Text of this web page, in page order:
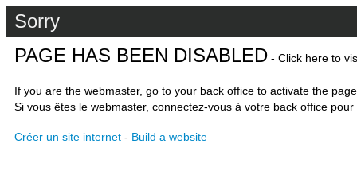
Sorry
PAGE HAS BEEN DISABLED - Click here to
If you are the webmaster, go to your back office to activate the
Si vous êtes le webmaster, connectez-vous à votre back office
Créer un site internet - Build a website